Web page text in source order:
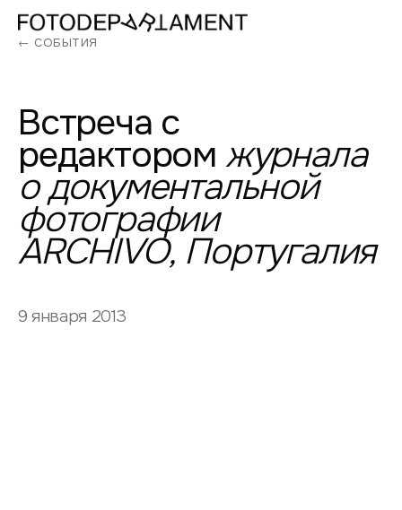
← СОБЫТИЯ
Встреча с
редактором журнала
одокументальной
фотографии
ARCHIVO, Португалия
9 января 2013